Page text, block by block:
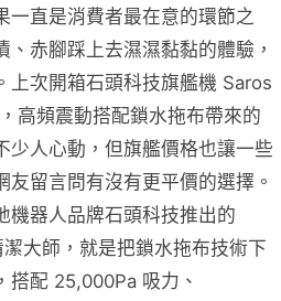
一直是消費者最在意的環節之
赤腳踩上去濕濕黏黏的體驗，
上次開箱石頭科技旗艦機 Saros
高頻震動搭配鎖水拖布帶來的
少人心動，但旗艦價格也讓一些
友留言問有沒有更平價的選擇。
機器人品牌石頭科技推出的
大師，就是把鎖水拖布技術下
搭配 25,000Pa 吸力、